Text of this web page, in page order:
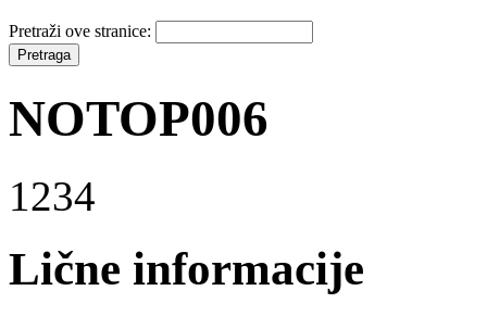
Pretraži ove stranice:
NOTOP006
1234
Lične informacije